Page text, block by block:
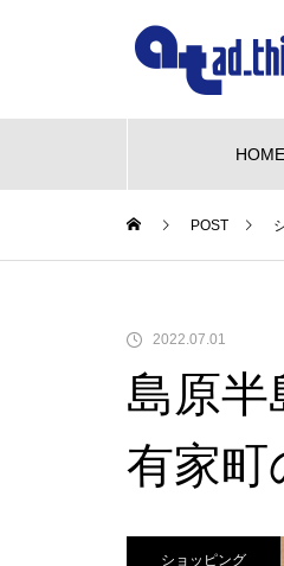
HOME
NEW OPEN
WE LOVE PET♡
のある暮らし
POST
2022.07.01
島原半
有家町
ショッピング